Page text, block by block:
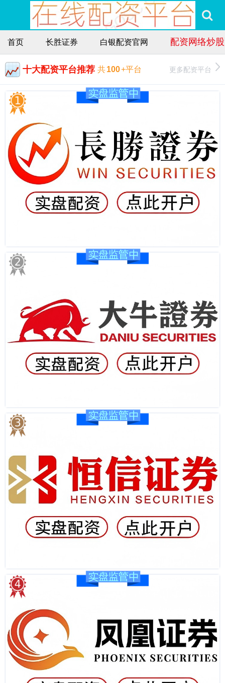
首页 长胜证券 白银配资官网 配资网络炒
十大配资平台推荐 共100+平台 更多配资平台